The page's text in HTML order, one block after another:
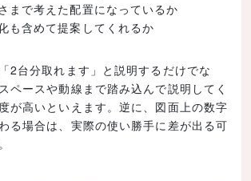
まで考えた配置になっているか
も含めて提案してくれるか
2台分取れます」と説明するだけでな
ペースや動線まで踏み込んで説明してく
が高いといえます。逆に、図面上の数字
る場合は、実際の使い勝手に差が出る可